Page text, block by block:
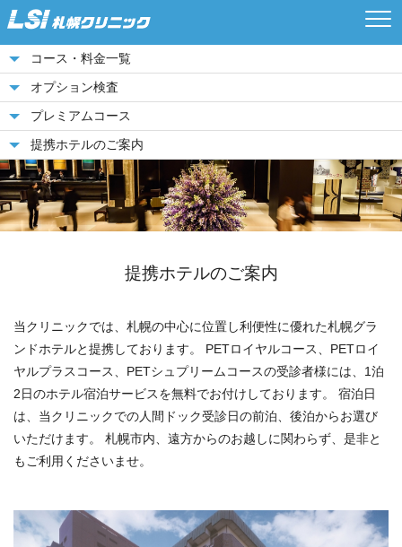
コース・料金一覧
オプション検査
プレミアムコース
提携ホテルのご案内
提携ホテルのご案内
当クリニックでは、札幌の中心に位置し利便性に優れた札幌グラ
ンドホテルと提携しております。
PETロイヤルコース、PETロイ
ヤルプラスコース、PETシュプリームコースの受診者様には、1泊
2日のホテル宿泊サービスを無料でお付けしております。
宿泊日
は、当クリニックでの人間ドック受診日の前泊、後泊からお選び
いただけます。
札幌市内、遠方からのお越しに関わらず、是非と
もご利用くださいませ。